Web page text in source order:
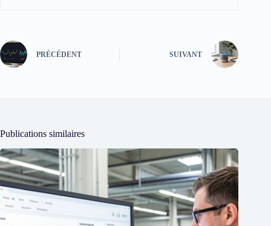
PRÉCÉDENT SUIVANT
Publications similaires